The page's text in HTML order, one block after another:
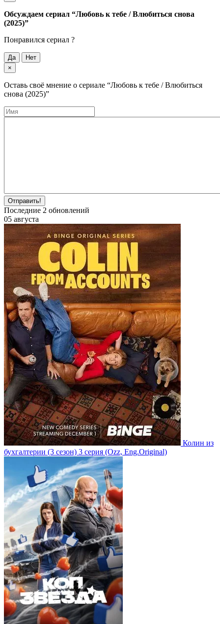
Обсуждаем cериал “Любовь к тебе / Влюбиться снова
(2025)”
Понравился cериал ?
Да
Нет
×
Оставь своё мнение о cериале “Любовь к тебе / Влюбиться
снова (2025)”
Отправить!
Последние 2 обновлений
05 августа
Колин из
бухгалтерии (3 сезон) 3 серия (Ozz, Eng.Original)